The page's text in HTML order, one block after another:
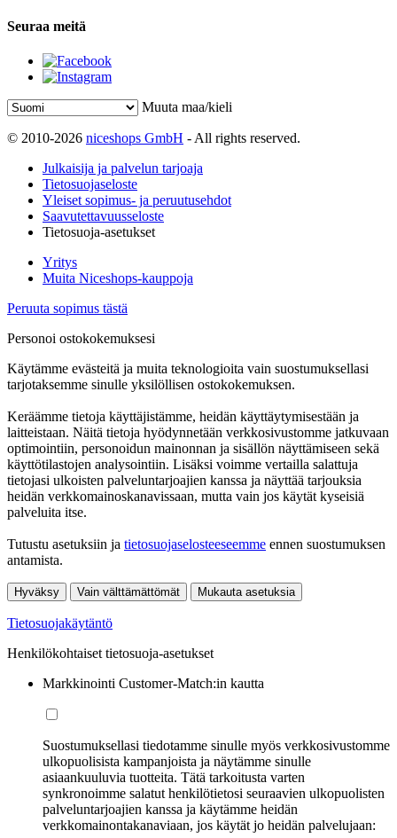
Seuraa meitä
Muuta maa/kieli
© 2010-2026 niceshops GmbH - All rights reserved.
Julkaisija ja palvelun tarjoaja
Tietosuojaseloste
Yleiset sopimus- ja peruutusehdot
Saavutettavuusseloste
Tietosuoja-asetukset
Yritys
Muita Niceshops-kauppoja
Peruuta sopimus tästä
Personoi ostokokemuksesi
Käytämme evästeitä ja muita teknologioita vain suostumuksellasi
tarjotaksemme sinulle yksilöllisen ostokokemuksen.
Keräämme tietoja käyttäjistämme, heidän käyttäytymisestään ja
laitteistaan. Näitä tietoja hyödynnetään verkkosivustomme jatkuvaan
optimointiin, personoidun mainonnan ja sisällön näyttämiseen sekä
käyttötilastojen analysointiin. Lisäksi voimme vertailla salattuja
tietojasi ulkoisten palveluntarjoajien kanssa ja näyttää tarjouksia
heidän verkkomainoskanavissaan, mutta vain jos käytät kyseisiä
palveluita itse.
Tutustu asetuksiin ja tietosuojaselosteeseemme ennen suostumuksen
antamista.
Hyväksy Vain välttämättömät Mukauta asetuksia
Tietosuojakäytäntö
Henkilökohtaiset tietosuoja-asetukset
Markkinointi Customer-Match:in kautta
Suostumuksellasi tiedotamme sinulle myös verkkosivustomme
ulkopuolisista kampanjoista ja näytämme sinulle
asiaankuuluvia tuotteita. Tätä tarkoitusta varten
synkronoimme salatut henkilötietosi seuraavien ulkopuolisten
palveluntarjoajien kanssa ja käytämme heidän
verkkomainontakanaviaan, jos käytät jo heidän palvelujaan: